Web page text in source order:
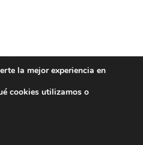
la mejor experiencia en
cookies utilizamos o